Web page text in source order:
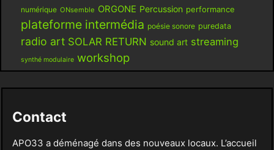
numérique ONsemble ORGONE Percussion performance
plateforme intermédia poésie sonore puredata
radio art SOLAR RETURN sound art streaming
synthé modulaire workshop
Contact
APO33 a déménagé dans des nouveaux locaux. L’accueil